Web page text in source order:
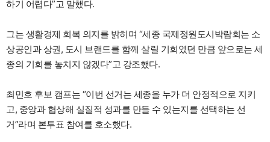
하기 어렵다”고 말했다.
그는 생활경제 회복 의지를 밝히며 “세종 국제정원도시박람회는 소
상공인과 상권, 도시 브랜드를 함께 살릴 기회였던 만큼 앞으로는 세
종의 기회를 놓치지 않겠다”고 강조했다.
최민호 후보 캠프는 “이번 선거는 세종을 누가 더 안정적으로 지키
고, 중앙과 협상해 실질적 성과를 만들 수 있는지를 선택하는 선
거”라며 본투표 참여를 호소했다.